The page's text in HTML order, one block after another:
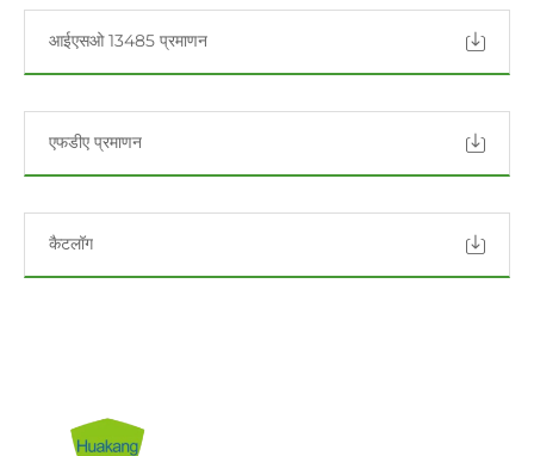
आईएसओ 13485 प्रमाणन
एफडीए प्रमाणन
कैटलॉग